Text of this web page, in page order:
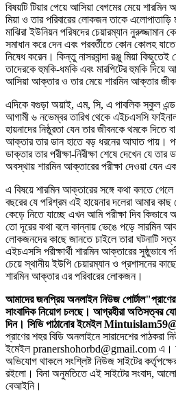
বিষয়টি টিয়ার পেয়ে আসিয়া বেগমের মেয়ে শারমিন
মিয়া ও তার পরিবারের লোকজন তাকে
মাঝিরা ইউনিয়ন পরিষদের চেয়ারম্যান নুরুজ্জামান
সমাধান করে দেন এবং পরবর্তীতে কোন কোলহ
নিষেধ করেন। কিন্তু নাসরবান্দা রঞ্জু মিয়া কিছুতেই
তাদেরকে হুমকি-ধমকি এবং মারপিটের হুমকি
আসিয়া আক্তার ও তার মেয়ে শারমিন আক্তার
এদিকে বগুড়া অয়াই, এম, সি, এ পাবলিক স্কুল এন্ড
আগামী ৬ নভেম্বর তারিখ থেকে এইচএসসি
হায়নাদের নিষ্ঠুরতা যেন তার জীবনকে থমকে দিতে
আক্তার তার ডান হাতে বড় ধরনের আঘাত পায়।
ডাক্তার তার পরীক্ষা-নিরীক্ষা শেষে দেখেন যে
অবস্থায় শারমিন আক্তারের পরীক্ষা দেওয়া যেন
এ বিষয়ে শারমিন আক্তারের সঙ্গে কথা বলতে
বছরের যে পরিশ্রম এই হায়েনার দলেরা আমার
কেড়ে নিতে যাচ্ছে এখন আমি পরীক্ষা দিব
তো দূরের কথা বলে কান্নায় ভেঙে পড়ে সারমিন
লোকজনদের কাছে জানতে চাইলে তারা ঘটনাটি
এইচএসসি পরীক্ষার্থী শারমিন আক্তারের সুষ্ঠুভাবে
চেয়ে স্থানীয় ইউপি চেয়ারম্যান ও প্রশাসনের
শারমিন আক্তার এর পরিবারের লোকজন।
আমাদের জনপ্রিয় অনলাইন নিউজ পোর্টাল"প্রাণের
সাংবাদিক নিয়োগ চলছে। আগ্রহীরা অতিসত্বর
দিন। সিভি পাঠানোর ইমেইল
প্রাণের শহর বিডি অনলাইনে সারাদেশের পাঠকরা
ইমেইল pranershohorbd@gmail.com এ।
অভিযোগ থাকলে সংশ্লিষ্ট নিউজ সাইটের
রইলো। বিনা অনুমতিতে এই সাইটের সংবাদ,
বেআইনি।